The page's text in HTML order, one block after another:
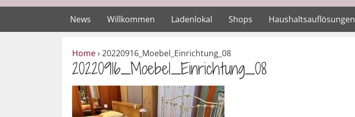
News Willkommen Ladenlokal Shops Haushaltsauflösungen
Home› 20220916_Moebel_Einrichtung_08
20220916_Moebel_Einrichtung_08